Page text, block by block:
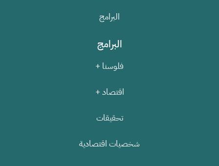
البرامج
البرامج
فلوسنا +
اقتصاد +
تحقيقات
شخصيات اقتصادية